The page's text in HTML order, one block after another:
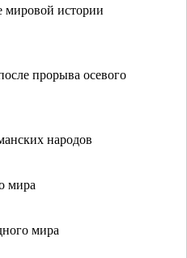
мировой истории
прорыва осевого
народов
мира
мира